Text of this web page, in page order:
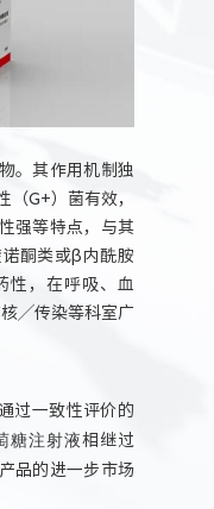
。其作用机制独
（G+）菌有效，
强等特点，与其
酮类或β内酰胺
性，在呼吸、血
╱传染等科室广
过一致性评价的
糖注射液相继过
品的进一步市场